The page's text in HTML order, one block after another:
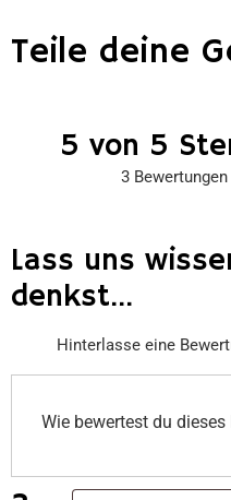
Teile deine
5 von 5
3 Bewertungen
Lass uns
denkst...
Hinterlasse eine
Wie bewertest du dieses